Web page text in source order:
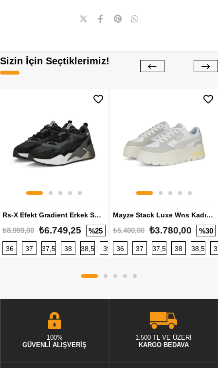
Sizin İçin Seçtiklerimiz!
Rs-X Efekt Gradient Erkek Sneaker
₺8.999,00 ₺6.749,25 %25
36 37 37,5 38 38,5 39 40 40,5 41 42 42,5
Mayze Stack Luxe Wns Kadın Sneaker
₺5.400,00 ₺3.780,00 %30
36 37 37,5 38 38,5
100%
GÜVENLİ ALIŞVERİŞ
1.500 TL VE ÜZERİ
KARGO BEDAVA